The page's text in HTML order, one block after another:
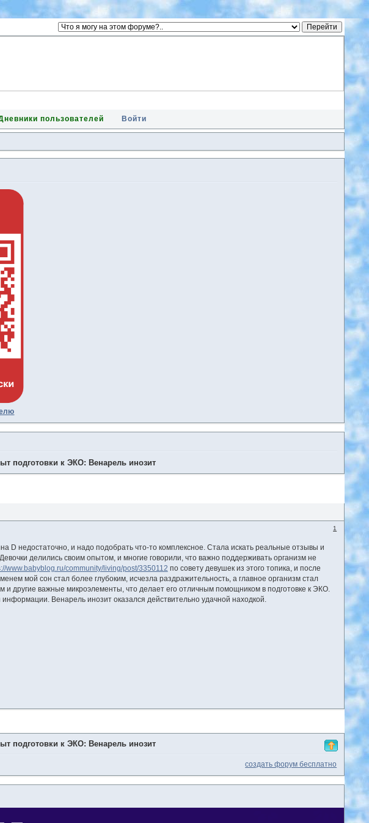
пользователей Войти
подготовки к ЭКО: Венарель инозит
1
D недостаточно, и надо подобрать что-то комплексное. Стала искать реальные отзывы и
делились своим опытом, и многие говорили, что важно поддерживать организм не
www.babyblog.ru/community/living/post/3350112 по совету девушек из этого топика, и после
мой сон стал более глубоким, исчезла раздражительность, а главное организм стал
и другие важные микроэлементы, что делает его отличным помощником в подготовке к ЭКО.
Венарель инозит оказался действительно удачной находкой.
подготовки к ЭКО: Венарель инозит
создать форум бесплатно